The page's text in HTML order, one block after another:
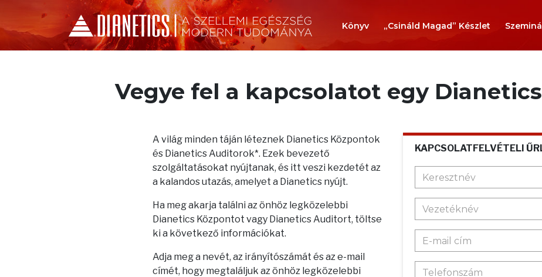
Könyv „Csináld Magad” Készlet
Vegye fel a kapcsolatot egy
A világ minden táján léteznek Dianetics Központok
és Dianetics Auditorok*. Ezek bevezető
szolgáltatásokat nyújtanak, és itt veszi kezdetét az
a kalandos utazás, amelyet a Dianetics nyújt.
Ha meg akarja találni az önhöz legközelebbi
Dianetics Központot vagy Dianetics Auditort, töltse
ki a következő információkat.
Adja meg a nevét, az irányítószámát és az e-mail
címét, hogy megtaláljuk az önhöz legközelebbi
KAPCSOLATFELVÉTELI